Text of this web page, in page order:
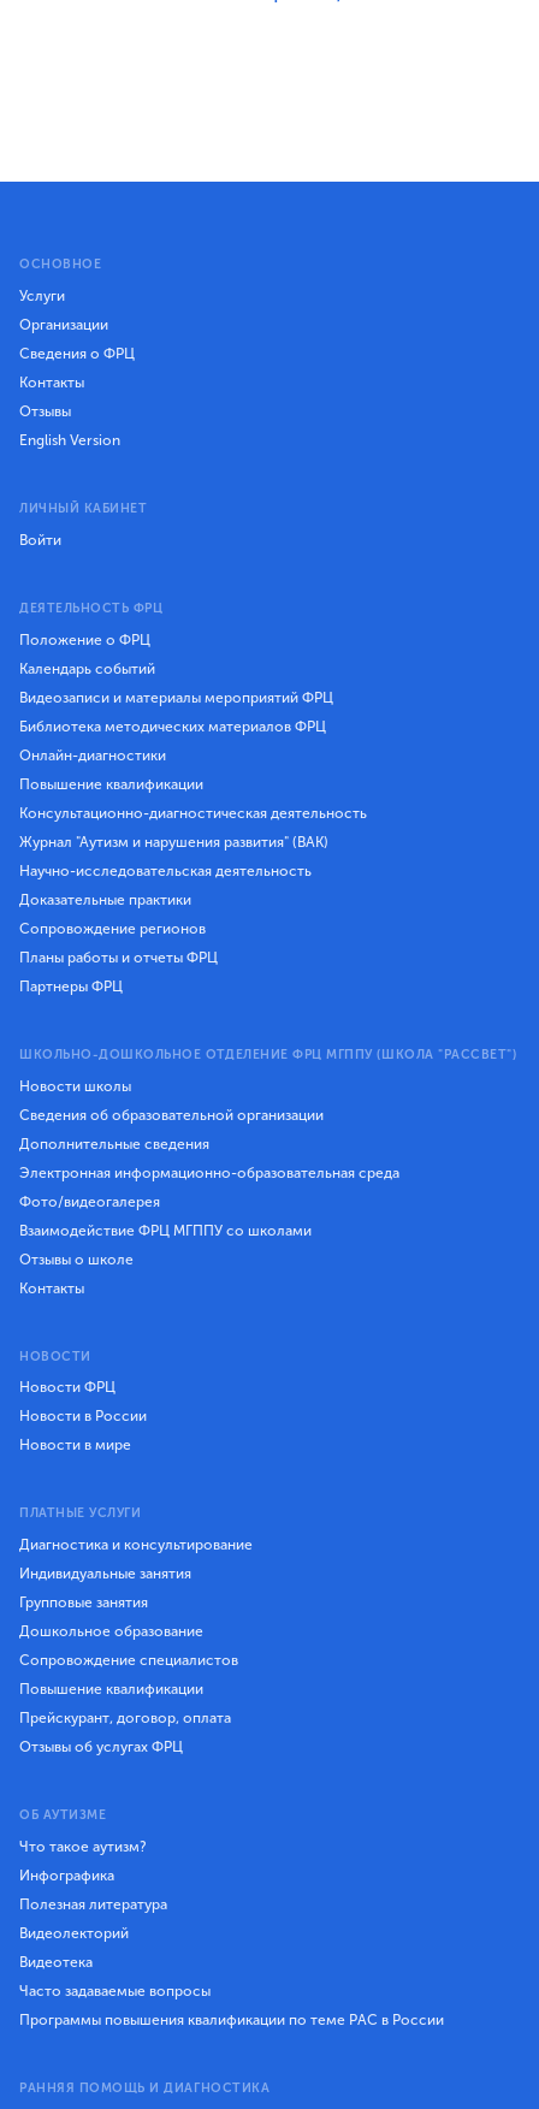
ОСНОВНОЕ
Услуги
Организации
Сведения о ФРЦ
Контакты
Отзывы
English Version
ЛИЧНЫЙ КАБИНЕТ
Войти
ДЕЯТЕЛЬНОСТЬ ФРЦ
Положение о ФРЦ
Календарь событий
Видеозаписи и материалы мероприятий ФРЦ
Библиотека методических материалов ФРЦ
Онлайн-диагностики
Повышение квалификации
Консультационно-диагностическая деятельность
Журнал "Аутизм и нарушения развития" (ВАК)
Научно-исследовательская деятельность
Доказательные практики
Сопровождение регионов
Планы работы и отчеты ФРЦ
Партнеры ФРЦ
ШКОЛЬНО-ДОШКОЛЬНОЕ ОТДЕЛЕНИЕ ФРЦ МГППУ (ШКОЛА "РАССВЕТ")
Новости школы
Сведения об образовательной организации
Дополнительные сведения
Электронная информационно-образовательная среда
Фото/видеогалерея
Взаимодействие ФРЦ МГППУ со школами
Отзывы о школе
Контакты
НОВОСТИ
Новости ФРЦ
Новости в России
Новости в мире
ПЛАТНЫЕ УСЛУГИ
Диагностика и консультирование
Индивидуальные занятия
Групповые занятия
Дошкольное образование
Сопровождение специалистов
Повышение квалификации
Прейскурант, договор, оплата
Отзывы об услугах ФРЦ
ОБ АУТИЗМЕ
Что такое аутизм?
Инфографика
Полезная литература
Видеолекторий
Видеотека
Часто задаваемые вопросы
Программы повышения квалификации по теме РАС в России
РАННЯЯ ПОМОЩЬ И ДИАГНОСТИКА